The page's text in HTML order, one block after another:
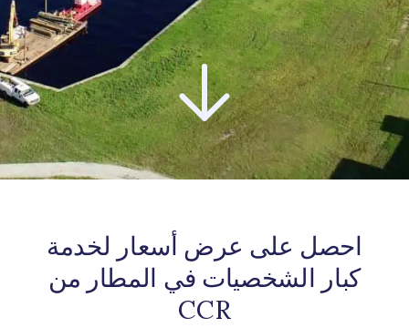
احصل على عرض أسعار لخدمة
كبار الشخصيات في المطار من
CCR